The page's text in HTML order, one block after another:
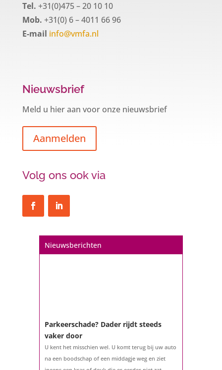
Tel. +31(0)475 – 20 10 10
Mob. +31(0) 6 – 4011 66 96
E-mail info@vmfa.nl
Nieuwsbrief
Meld u hier aan voor onze nieuwsbrief
Aanmelden
Volg ons ook via
Nieuwsberichten
Parkeerschade? Dader rijdt steeds
vaker door
U kent het misschien wel. U komt terug bij uw auto
na een boodschap of een middagje weg en ziet